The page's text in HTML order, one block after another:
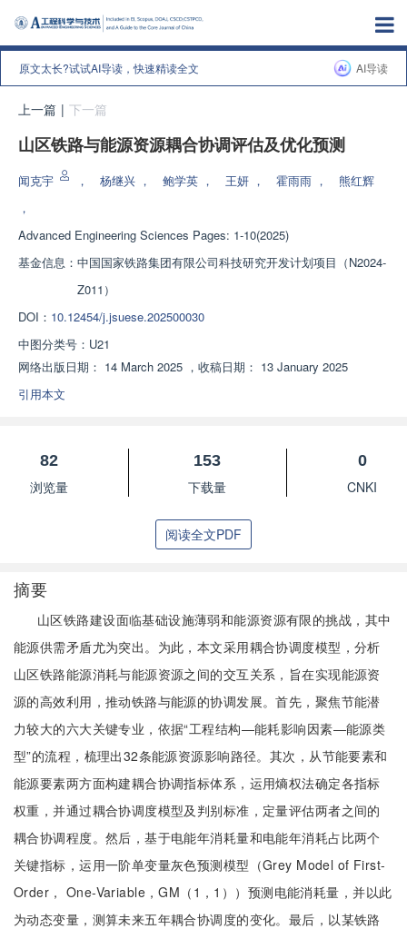
原文太长?试试AI导读，快速精读全文 AI导读
上一篇 | 下一篇
山区铁路与能源资源耦合协调评估及优化预测
闻克宇 ， 杨继兴 ， 鲍学英 ， 王妍 ， 霍雨雨 ，
熊红辉
，
Advanced Engineering Sciences Pages: 1-10(2025)
基金信息： 中国国家铁路集团有限公司科技研究开发计划项目（N2024-
Z011）
DOI： 10.12454/j.jsuese.202500030
中图分类号： U21
网络出版日期： 14 March 2025 ， 收稿日期： 13 January 2025
引用本文
82
浏览量
153
下载量
0
CNKI
阅读全文PDF
摘要
山区铁路建设面临基础设施薄弱和能源资源有限的挑战，其中
能源供需矛盾尤为突出。为此，本文采用耦合协调度模型，分析
山区铁路能源消耗与能源资源之间的交互关系，旨在实现能源资
源的高效利用，推动铁路与能源的协调发展。首先，聚焦节能潜
力较大的六大关键专业，依据“工程结构—能耗影响因素—能源类
型”的流程，梳理出32条能源资源影响路径。其次，从节能要素和
能源要素两方面构建耦合协调指标体系，运用熵权法确定各指标
权重，并通过耦合协调度模型及判别标准，定量评估两者之间的
耦合协调程度。然后，基于电能年消耗量和电能年消耗占比两个
关键指标，运用一阶单变量灰色预测模型（Grey Model of First-
Order， One-Variable，GM（1，1））预测电能消耗量，并以此
为动态变量，测算未来五年耦合协调度的变化。最后，以某铁路